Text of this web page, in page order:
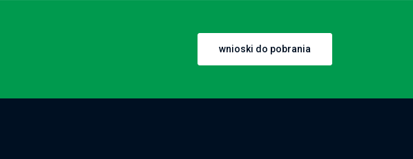
wnioski do pobrania